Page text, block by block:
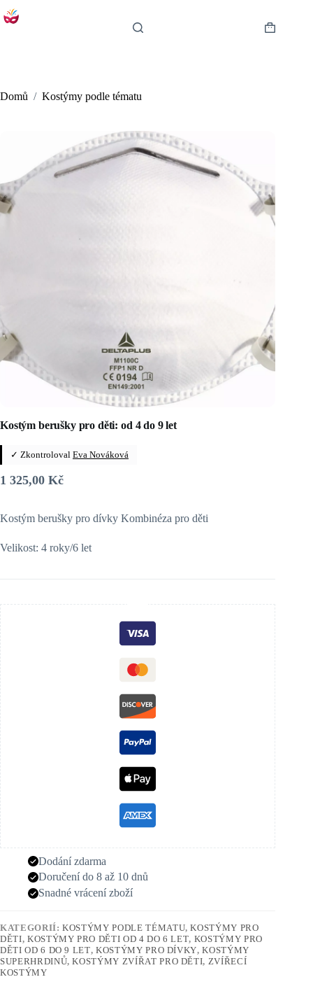
to
Shopping
Domů / Kostýmy podle tématu
Kostým berušky pro děti: od 4 do 9 let
✓ Zkontroloval Eva Nováková
1 325,00 Kč
Kostým berušky pro dívky Kombinéza pro děti
Velikost: 4 roky/6 let
Dodání zdarma
Doručení do 8 až 10 dnů
Snadné vrácení zboží
KATEGORIÍ:KOSTÝMY PODLE TÉMATU,KOSTÝMY PRO
DĚTI, KOSTÝMY PRO DĚTI OD 4 DO 6 LET, KOSTÝMY PRO
DĚTI OD 6 DO 9 LET,KOSTÝMY PRO DÍVKY,KOSTÝMY
SUPERHRDINŮ,KOSTÝMY ZVÍŘAT PRO DĚTI, ZVÍŘECÍ
KOSTÝMY